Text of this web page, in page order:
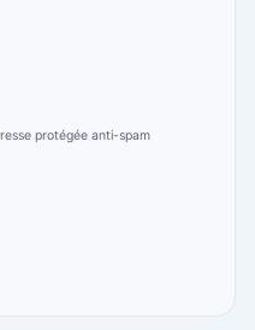
protégée anti-spam